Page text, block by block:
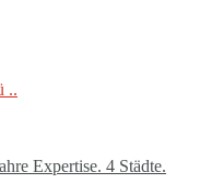
..
Expertise. 4 Städte.